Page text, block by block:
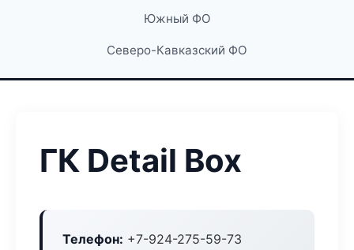
Южный ФО
Северо-Кавказский ФО
ГК Detail Box
Телефон: +7-924-275-59-73